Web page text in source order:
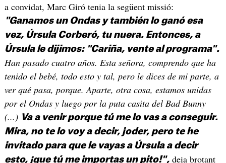
a convidat, Marc Giró tenia la següent missió:
"Ganamos un Ondas y también lo ganó esa
vez, Úrsula Corberó, tu nuera. Entonces, a
Úrsula le dijimos: "Cariña, vente al programa".
Han pasado cuatro años. Esta señora, comprendo que ha
tenido el bebé, todo esto y tal, pero le dices de mi parte, a
ver qué pasa, porque. Aparte, otra cosa, estamos unidas
por el Ondas y luego por la puta casita del Bad Bunny
(...) Va a venir porque tú me lo vas a conseguir.
Mira, no te lo voy a decir, joder, pero te he
invitado para que le vayas a Úrsula a decir
esto, ¡que tú me importas un pito!",deia brotant